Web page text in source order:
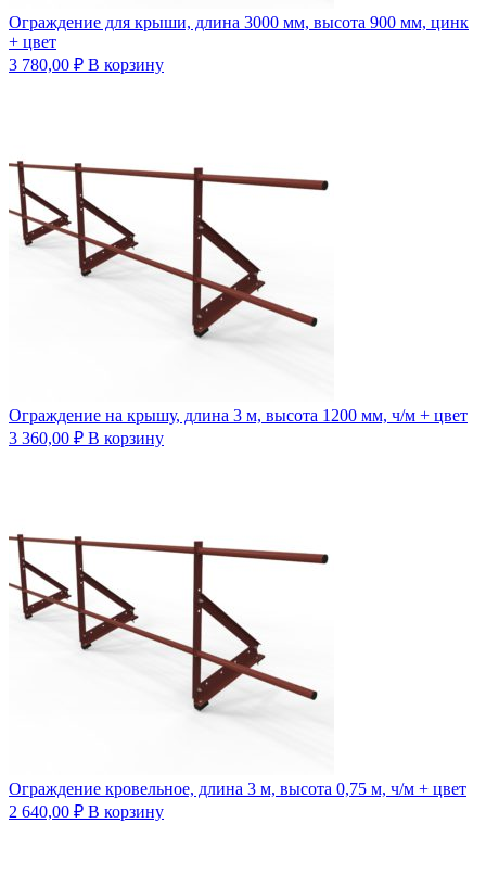
Ограждение для крыши, длина 3000 мм, высота 900 мм, цинк
+ цвет
3 780,00 ₽ В корзину
Ограждение на крышу, длина 3 м, высота 1200 мм, ч/м + цвет
3 360,00 ₽ В корзину
Ограждение кровельное, длина 3 м, высота 0,75 м, ч/м + цвет
2 640,00 ₽ В корзину